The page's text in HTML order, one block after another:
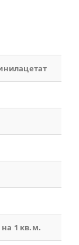
на 1 кв.м.